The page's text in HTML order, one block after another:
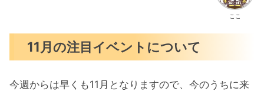
ここ
11月の注目イベントについて
今週からは早くも11月となりますので、今のうちに来